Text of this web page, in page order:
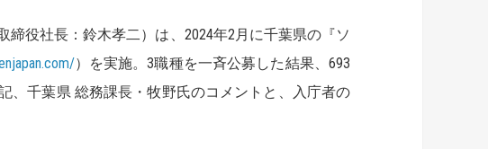
役社長：鈴木孝二）は、2024年2月に千葉県の『ソ
）を実施。3職種を一斉公募した結果、693
、千葉県 総務課長・牧野氏のコメントと、入庁者の